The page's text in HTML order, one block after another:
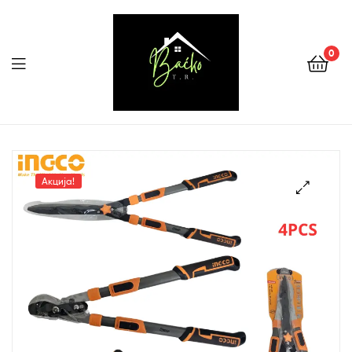
Sombor
0
Menu
Акција!